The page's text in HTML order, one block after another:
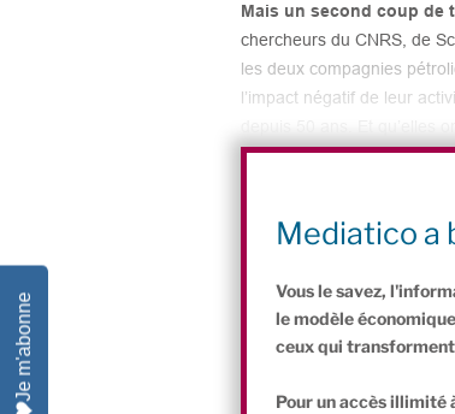
Mais un second coup de
chercheurs du CNRS, de
les deux compagnies
l’impact négatif de leur
scientifique, pour protéger
1993, que jusqu’à
Mediatico a
Vous le savez,
le modèle
ceux qui
Pour un accès illimité
Je m'abonne